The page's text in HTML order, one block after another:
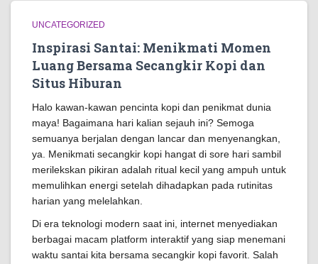
UNCATEGORIZED
Inspirasi Santai: Menikmati Momen
Luang Bersama Secangkir Kopi dan
Situs Hiburan
Halo kawan-kawan pencinta kopi dan penikmat dunia
maya! Bagaimana hari kalian sejauh ini? Semoga
semuanya berjalan dengan lancar dan menyenangkan,
ya. Menikmati secangkir kopi hangat di sore hari sambil
merilekskan pikiran adalah ritual kecil yang ampuh untuk
memulihkan energi setelah dihadapkan pada rutinitas
harian yang melelahkan.
Di era teknologi modern saat ini, internet menyediakan
berbagai macam platform interaktif yang siap menemani
waktu santai kita bersama secangkir kopi favorit. Salah